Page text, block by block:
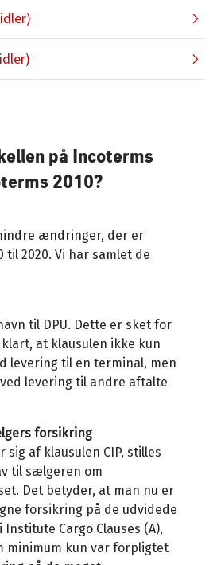
på betingelser der opfylder
Cargo Clauses (C).
købes af sælger
risiko fra
til bestemmelsessted, på
vilkårene i Institute
når godset stilles til
klar til aflæsning fra
når godset stilles til købers
på Incoterms
2010?
ændringer, der er
til 2020. Vi har samlet de
til DPU. Dette er sket for
at klausulen ikke kun
levering til en terminal, men
levering til andre aftalte
forsikring
sig af klausulen CIP, stilles
til sælgeren om
Det betyder, at man nu er
forsikring på de udvidede
Cargo Clauses (A),
minimum kun var forpligtet